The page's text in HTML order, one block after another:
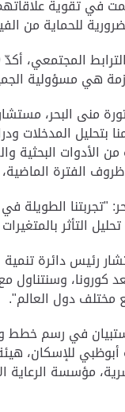
للحماية من
فيما أكدّ 41% رغبتهم في التطوع في مجال توزيع
منى البحر،
بتحليل المدخلات
الأدوات البحثية
الفترة
"تجربتنا الطويلة
التأثر
رئيس دائرة تنمية
كورونا،
مختلف دول العالم".
للإسكان،
مؤسسة الرعاية